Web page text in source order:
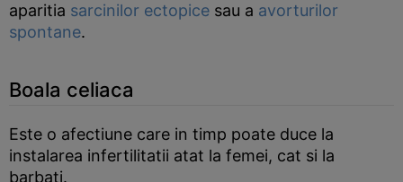
aparitia sarcinilor ectopice sau a avorturilor
spontane.
Boala celiaca
Este o afectiune care in timp poate duce la
instalarea infertilitatii atat la femei, cat si la
barbati.